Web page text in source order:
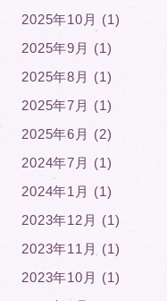
2025年10月 (1)
2025年9月 (1)
2025年8月 (1)
2025年7月 (1)
2025年6月 (2)
2024年7月 (1)
2024年1月 (1)
2023年12月 (1)
2023年11月 (1)
2023年10月 (1)